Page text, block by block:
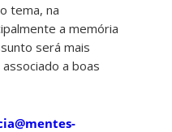
tema, na
a memória
será mais
a boas